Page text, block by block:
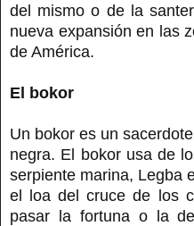
del mismo o de la
nueva expansión en las
de América.
El bokor
Un bokor es un
negra. El bokor usa de
serpiente marina, Legba
el loa del cruce de los
pasar la fortuna o la